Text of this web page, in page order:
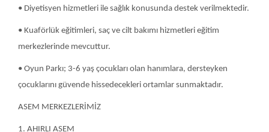
7. ÇUMRA ASEM
8. CİHANBEYLİ ASEM
9. DOĞANHİSAR KOMEK-ASEM